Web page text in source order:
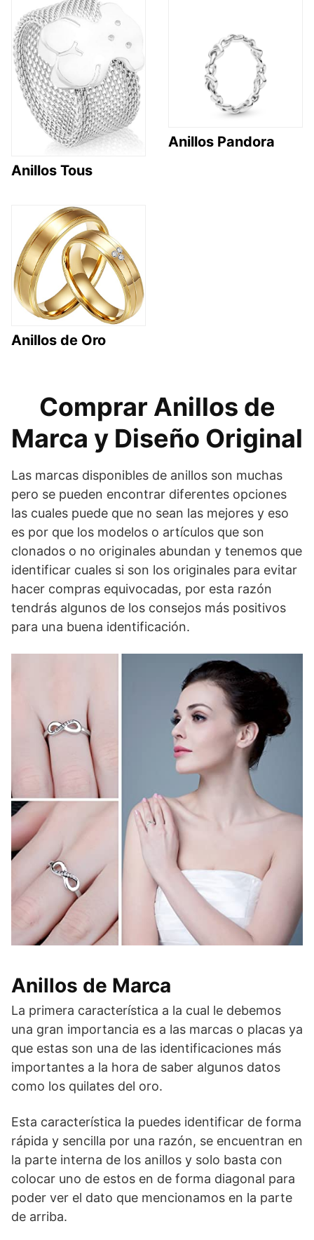
Anillos Tous
Anillos Pandora
Anillos de Oro
Comprar Anillos de
Marca y Diseño Original
Las marcas disponibles de anillos son muchas
pero se pueden encontrar diferentes opciones
las cuales puede que no sean las mejores y eso
es por que los modelos o artículos que son
clonados o no originales abundan y tenemos que
identificar cuales si son los originales para evitar
hacer compras equivocadas, por esta razón
tendrás algunos de los consejos más positivos
para una buena identificación.
Anillos de Marca
La primera característica a la cual le debemos
una gran importancia es a las marcas o placas ya
que estas son una de las identificaciones más
importantes a la hora de saber algunos datos
como los quilates del oro.
Esta característica la puedes identificar de forma
rápida y sencilla por una razón, se encuentran en
la parte interna de los anillos y solo basta con
colocar uno de estos en de forma diagonal para
poder ver el dato que mencionamos en la parte
de arriba.